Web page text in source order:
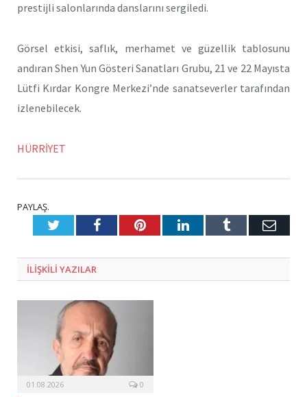
prestijli salonlarında danslarını sergiledi.
Görsel etkisi, saflık, merhamet ve güzellik tablosunu
andıran Shen Yun Gösteri Sanatları Grubu, 21 ve 22 Mayısta
Lütfi Kırdar Kongre Merkezi’nde sanatseverler tarafından
izlenebilecek.
HÜRRİYET
PAYLAŞ.
TwitterFacebookPinterestLinkedInTumblr E-
ILIŞKILI YAZILAR
01.08.2026 0